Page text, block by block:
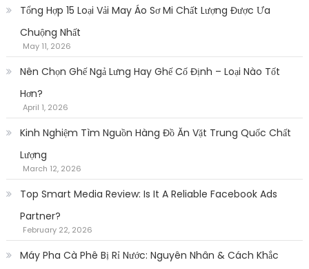
Tổng Hợp 15 Loại Vải May Áo Sơ Mi Chất Lượng Được Ưa
Chuộng Nhất
May 11, 2026
Nên Chọn Ghế Ngả Lưng Hay Ghế Cố Định – Loại Nào Tốt
Hơn?
April 1, 2026
Kinh Nghiệm Tìm Nguồn Hàng Đồ Ăn Vặt Trung Quốc Chất
Lượng
March 12, 2026
Top Smart Media Review: Is It A Reliable Facebook Ads
Partner?
February 22, 2026
Máy Pha Cà Phê Bị Rỉ Nước: Nguyên Nhân & Cách Khắc